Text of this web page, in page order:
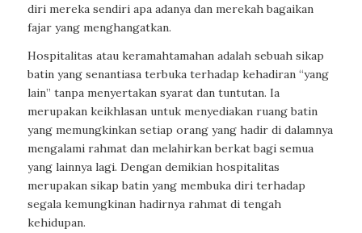
diri mereka sendiri apa adanya dan merekah bagaikan
fajar yang menghangatkan.
Hospitalitas atau keramahtamahan adalah sebuah sikap
batin yang senantiasa terbuka terhadap kehadiran “yang
lain” tanpa menyertakan syarat dan tuntutan. Ia
merupakan keikhlasan untuk menyediakan ruang batin
yang memungkinkan setiap orang yang hadir di dalamnya
mengalami rahmat dan melahirkan berkat bagi semua
yang lainnya lagi. Dengan demikian hospitalitas
merupakan sikap batin yang membuka diri terhadap
segala kemungkinan hadirnya rahmat di tengah
kehidupan.